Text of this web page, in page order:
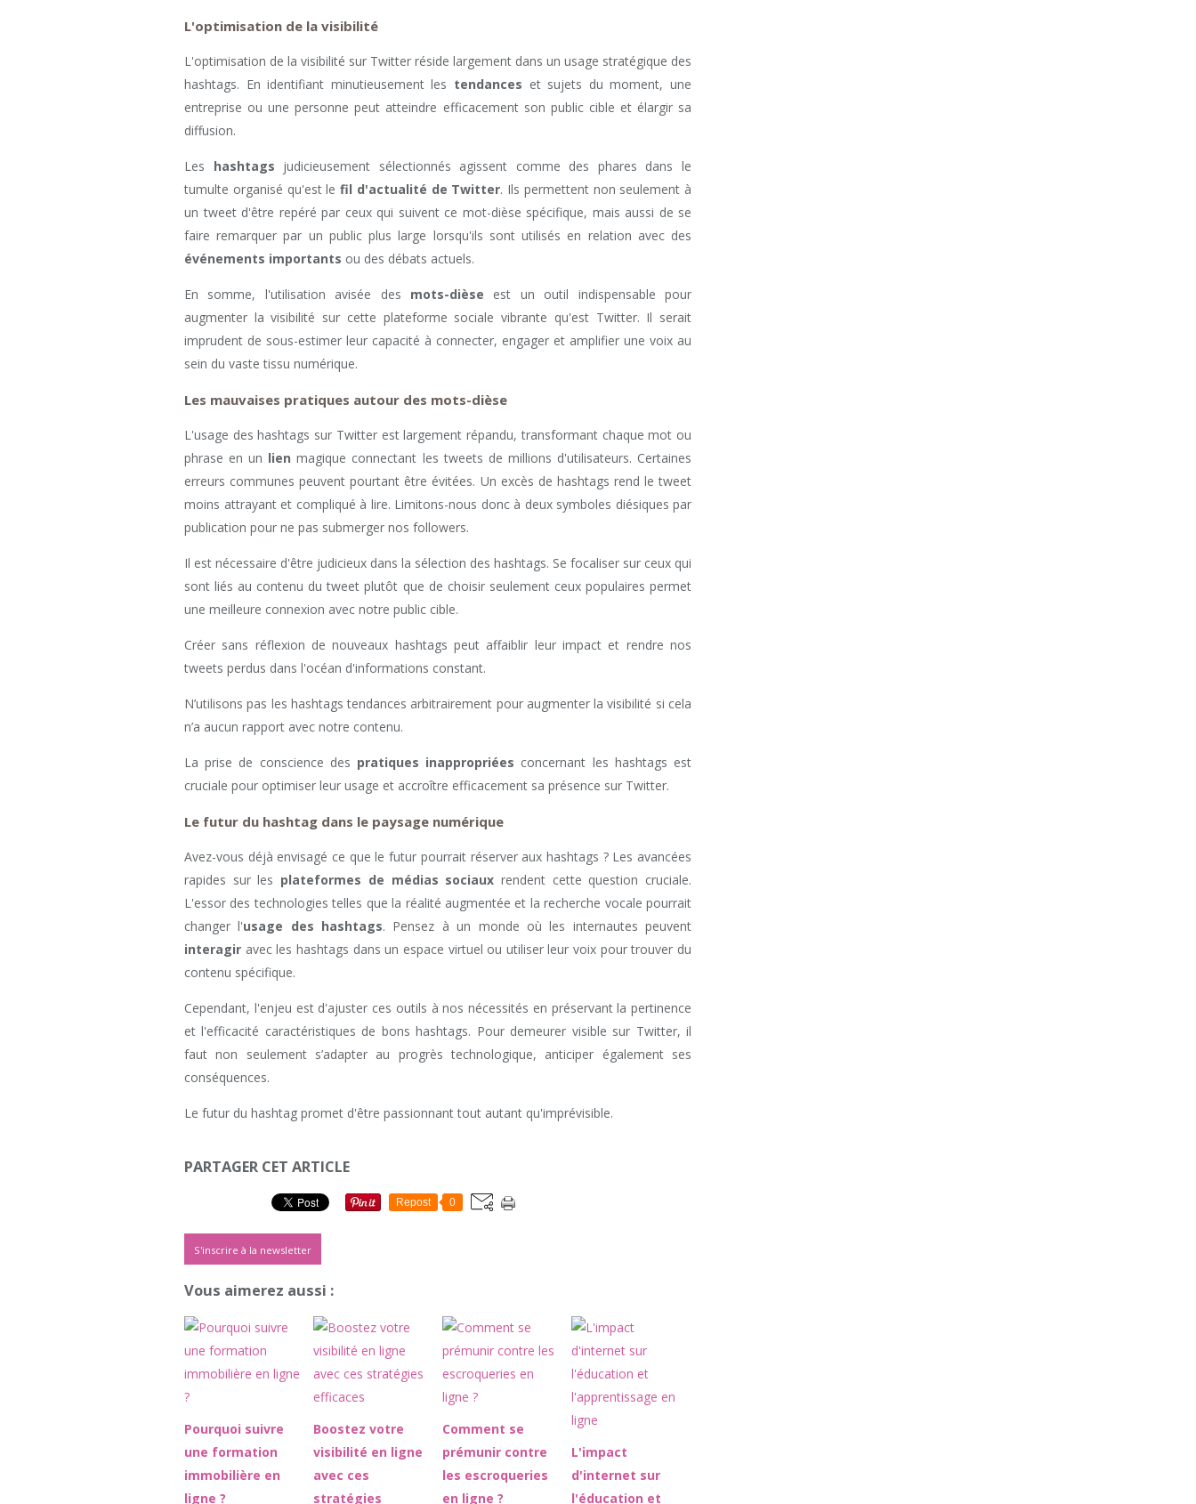
L'optimisation de la visibilité
L'optimisation de la visibilité sur Twitter réside largement dans un usage stratégique des
hashtags. En identifiant minutieusement les tendances et sujets du moment, une
entreprise ou une personne peut atteindre efficacement son public cible et élargir sa
diffusion.
Les hashtags judicieusement sélectionnés agissent comme des phares dans le
tumulte organisé qu'est le fil d'actualité de Twitter. Ils permettent non seulement à
un tweet d'être repéré par ceux qui suivent ce mot-dièse spécifique, mais aussi de se
faire remarquer par un public plus large lorsqu'ils sont utilisés en relation avec des
événements importants ou des débats actuels.
En somme, l'utilisation avisée des mots-dièse est un outil indispensable pour
augmenter la visibilité sur cette plateforme sociale vibrante qu'est Twitter. Il serait
imprudent de sous-estimer leur capacité à connecter, engager et amplifier une voix au
sein du vaste tissu numérique.
Les mauvaises pratiques autour des mots-dièse
L'usage des hashtags sur Twitter est largement répandu, transformant chaque mot ou
phrase en un lien magique connectant les tweets de millions d'utilisateurs. Certaines
erreurs communes peuvent pourtant être évitées. Un excès de hashtags rend le tweet
moins attrayant et compliqué à lire. Limitons-nous donc à deux symboles diésiques par
publication pour ne pas submerger nos followers.
Il est nécessaire d'être judicieux dans la sélection des hashtags. Se focaliser sur ceux qui
sont liés au contenu du tweet plutôt que de choisir seulement ceux populaires permet
une meilleure connexion avec notre public cible.
Créer sans réflexion de nouveaux hashtags peut affaiblir leur impact et rendre nos
tweets perdus dans l'océan d'informations constant.
N’utilisons pas les hashtags tendances arbitrairement pour augmenter la visibilité si cela
n’a aucun rapport avec notre contenu.
La prise de conscience des pratiques inappropriées concernant les hashtags est
cruciale pour optimiser leur usage et accroître efficacement sa présence sur Twitter.
Le futur du hashtag dans le paysage numérique
Avez-vous déjà envisagé ce que le futur pourrait réserver aux hashtags ? Les avancées
rapides sur les plateformes de médias sociaux rendent cette question cruciale.
L'essor des technologies telles que la réalité augmentée et la recherche vocale pourrait
changer l'usage des hashtags. Pensez à un monde où les internautes peuvent
interagir avec les hashtags dans un espace virtuel ou utiliser leur voix pour trouver du
contenu spécifique.
Cependant, l'enjeu est d'ajuster ces outils à nos nécessités en préservant la pertinence
et l'efficacité caractéristiques de bons hashtags. Pour demeurer visible sur Twitter, il
faut non seulement s’adapter au progrès technologique, anticiper également ses
conséquences.
Le futur du hashtag promet d'être passionnant tout autant qu'imprévisible.
PARTAGER CET ARTICLE
Repost 0
S'inscrire à la newsletter
Vous aimerez aussi :
Pourquoi suivre
une formation
immobilière en
ligne ?
Boostez votre
visibilité en ligne
avec ces
stratégies
Comment se
prémunir contre
les escroqueries
en ligne ?
L'impact
d'internet sur
l'éducation et